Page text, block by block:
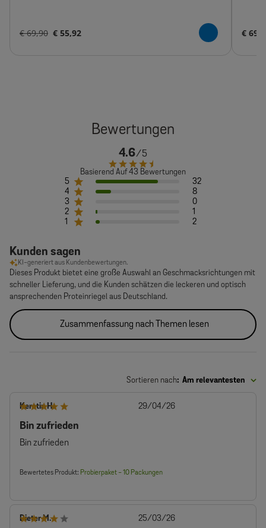
€ 69,90 € 55,92 €
4.6
Basierend Auf 43 Bewertungen
5
32
4
8
3
0
2
1
1
2
Kunden sagen
KI-generiert aus Kundenbewertungen.
Dieses Produkt bietet eine große Auswahl an Geschmacksrichtungen mit
schneller Lieferung, und die Kunden schätzen die leckeren und optisch
ansprechenden Proteinriegel aus Deutschland.
Zusammenfassung nach Themen lesen
Sortieren nach: Am relevantesten
Kerstin H.
Bin zufrieden
Bin zufrieden
Bewertetes Produkt: Probierpaket - 10 Packungen
Veröffentlichungsdatum
29/04/26
Dieter M. Veröffentlichungsdatum
25/03/26